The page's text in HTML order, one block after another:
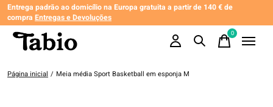
Entrega padrão ao domicílio na Europa gratuita a partir de 140 € de
compra Entregas e Devoluções
0items
Página inicial / Meia média Sport Basketball em esponja M